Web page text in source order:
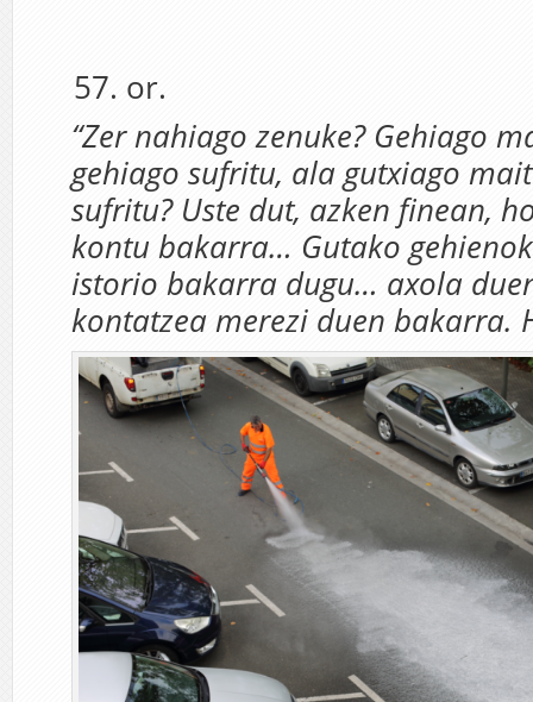
or.
“Zer nahiago zenuke? Gehiago
gehiago sufritu, ala gutxiago
sufritu? Uste dut, azken finean,
kontu bakarra… Gutako
istorio bakarra dugu… axola
kontatzea merezi duen bakarra.